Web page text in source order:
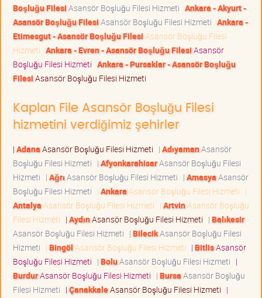
Boşluğu FilesiAsansör Boşluğu Filesi Hizmeti Ankara - Akyurt -
Asansör Boşluğu FilesiAsansör Boşluğu Filesi Hizmeti Ankara -
Etimesgut - Asansör Boşluğu Filesi Asansör Boşluğu Filesi
Hizmeti Ankara - Evren - Asansör Boşluğu FilesiAsansör
Boşluğu Filesi Hizmeti Ankara - Pursaklar - Asansör Boşluğu
FilesiAsansör Boşluğu Filesi Hizmeti
Kaplan File Asansör Boşluğu Filesi
hizmetini verdiğimiz şehirler
| AdanaAsansör Boşluğu Filesi Hizmeti | AdıyamanAsansör
Boşluğu Filesi Hizmeti | AfyonkarahisarAsansör Boşluğu Filesi
Hizmeti | AğrıAsansör Boşluğu Filesi Hizmeti | AmasyaAsansör
Boşluğu Filesi Hizmeti | Ankara Asansör Boşluğu Filesi Hizmeti |
Antalya Asansör Boşluğu Filesi Hizmeti | ArtvinAsansör Boşluğu
Filesi Hizmeti | AydınAsansör Boşluğu Filesi Hizmeti | Balıkesir
Asansör Boşluğu Filesi Hizmeti | BilecikAsansör Boşluğu Filesi
Hizmeti | Bingöl Asansör Boşluğu Filesi Hizmeti | BitlisAsansör
Boşluğu Filesi Hizmeti | BoluAsansör Boşluğu Filesi Hizmeti |
BurdurAsansör Boşluğu Filesi Hizmeti | BursaAsansör Boşluğu
Filesi Hizmeti | ÇanakkaleAsansör Boşluğu Filesi Hizmeti |